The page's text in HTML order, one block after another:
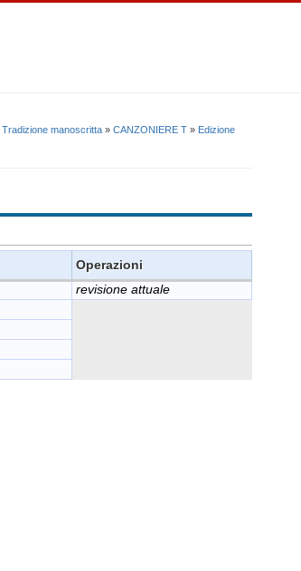
Tradizione manoscritta » CANZONIERE T » Edizione
Operazioni
revisione attuale